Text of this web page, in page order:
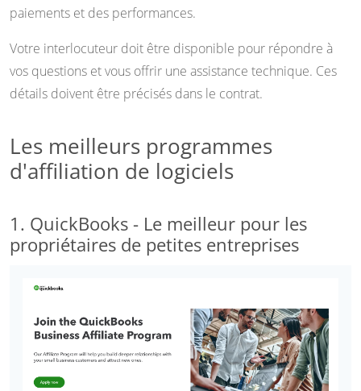
paiements et des performances.
Votre interlocuteur doit être disponible pour répondre à
vos questions et vous offrir une assistance technique. Ces
détails doivent être précisés dans le contrat.
Les meilleurs programmes
d'affiliation de logiciels
1. QuickBooks - Le meilleur pour les
propriétaires de petites entreprises